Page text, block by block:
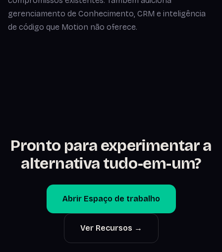
gerenciamento de Conhecimento, CRM e inteligência
de código que Motion não oferece.
Pronto para experimentar a
alternativa tudo-em-um?
Abrir Espaço de trabalho
Ver Recursos →